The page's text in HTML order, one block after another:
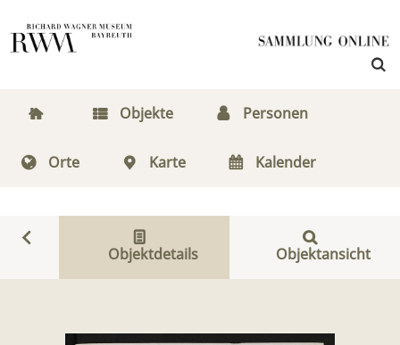
Objekte Personen
Orte Karte Kalender
Objektdetails Objektansicht